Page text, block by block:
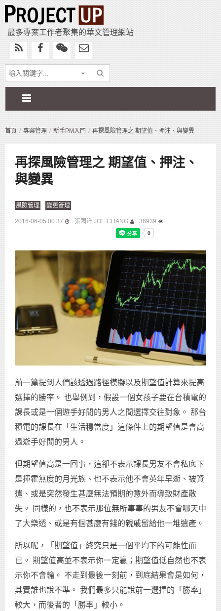
最多專案工作者聚集的華文管理網站
首頁 專案管理 新手PM入門 再探風險管理之 期望值、押注、與變異
再探風險管理之 期望值、押注、
與變異
風險管理 變更管理
2016-06-05 00:37 張國洋 JOE CHANG 36939
前一篇提到人們該透過路徑模擬以及期望值計算來提高
選擇的勝率。 也舉例到，假設一個女孩子要在台積電的
課長或是一個遊手好閒的男人之間選擇交往對象。 那台
積電的課長在「生活穩當度」這條件上的期望值是會高
過遊手好閒的男人。
但期望值高是一回事，這卻不表示課長男友不會私底下
是揮霍無度的月光族、也不表示他不會英年早逝、被資
遣、或是突然發生甚麼無法預期的意外而導致財產散
失。 同樣的，也不表示那位無所事事的男友不會哪天中
了大樂透、或是有個甚麼有錢的親戚留給他一堆遺產。
所以呢，「期望值」終究只是一個平均下的可能性而
已。 期望值高並不表示你一定贏；期望值低自然也不表
示你不會輸。 不走到最後一刻前，到底結果會是如何，
其實誰也說不準。 我們最多只能說前一選擇的「勝率」
較大，而後者的「勝率」較小。